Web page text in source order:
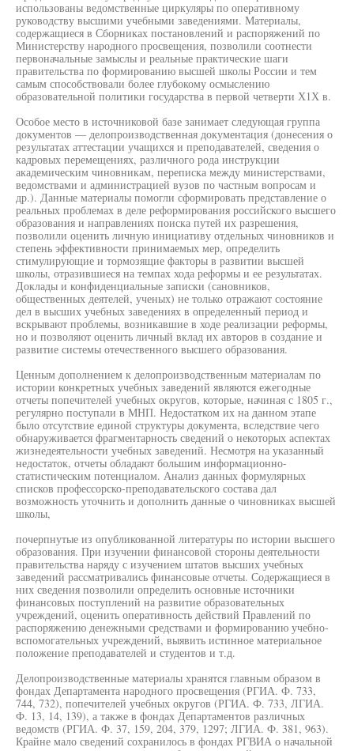
использованы ведомственные циркуляры по оперативному
руководству высшими учебными заведениями. Материалы,
содержащиеся в Сборниках постановлений и распоряжений по
Министерству народного просвещения, позволили соотнести
первоначальные замыслы и реальные практические шаги
правительства по формированию высшей школы России и тем
самым способствовали более глубокому осмыслению
образовательной политики государства в первой четверти Х1Х в.
Особое место в источниковой базе занимает следующая группа
документов — делопроизводственная документация (донесения о
результатах аттестации учащихся и преподавателей, сведения о
кадровых перемещениях, различного рода инструкции
академическим чиновникам, переписка между министерствами,
ведомствами и администрацией вузов по частным вопросам и
др.). Данные материалы помогли сформировать представление о
реальных проблемах в деле реформирования российского высшего
образования и направлениях поиска путей их разрешения,
позволили оценить личную инициативу отдельных чиновников и
степень эффективности принимаемых мер, определить
стимулирующие и тормозящие факторы в развитии высшей
школы, отразившиеся на темпах хода реформы и ее результатах.
Доклады и конфиденциальные записки (сановников,
общественных деятелей, ученых) не только отражают состояние
дел в высших учебных заведениях в определенный период и
вскрывают проблемы, возникавшие в ходе реализации реформы,
но и позволяют оценить личный вклад их авторов в создание и
развитие системы отечественного высшего образования.
Ценным дополнением к делопроизводственным материалам по
истории конкретных учебных заведений являются ежегодные
отчеты попечителей учебных округов, которые, начиная с 1805 г.,
регулярно поступали в МНП. Недостатком их на данном этапе
было отсутствие единой структуры документа, вследствие чего
обнаруживается фрагментарность сведений о некоторых аспектах
жизнедеятельности учебных заведений. Несмотря на указанный
недостаток, отчеты обладают большим информационно-
статистическим потенциалом. Анализ данных формулярных
списков профессорско-преподавательского состава дал
возможность уточнить и дополнить данные о чиновниках высшей
школы,
почерпнутые из опубликованной литературы по истории высшего
образования. При изучении финансовой стороны деятельности
правительства наряду с изучением штатов высших учебных
заведений рассматривались финансовые отчеты. Содержащиеся в
них сведения позволили определить основные источники
финансовых поступлений на развитие образовательных
учреждений, оценить оперативность действий Правлений по
распоряжению денежными средствами и формированию учебно-
вспомогательных учреждений, выявить истинное материальное
положение преподавателей и студентов и т.д.
Делопроизводственные материалы хранятся главным образом в
фондах Департамента народного просвещения (РГИА. Ф. 733,
744, 732), попечителей учебных округов (РГИА. Ф. 733, ЛГИА.
Ф. 13, 14, 139), а также в фондах Департаментов различных
ведомств (РГИА. Ф. 37, 159, 204, 379, 1297; ЛГИА. Ф. 381, 963).
Крайне мало сведений сохранилось в фондах РГВИА о начальной